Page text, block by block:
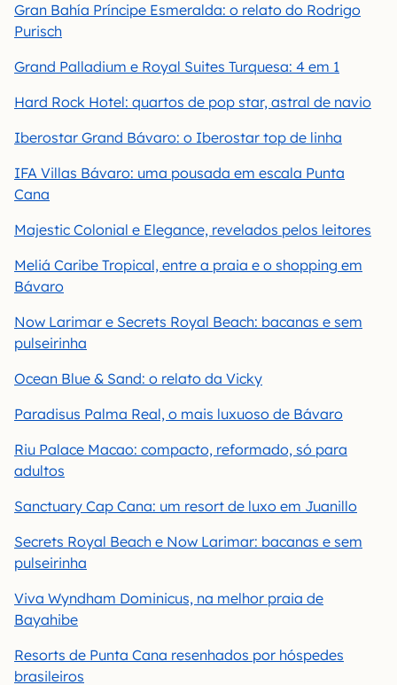
Gran Bahía Príncipe Esmeralda: o relato do Rodrigo
Purisch
Grand Palladium e Royal Suites Turquesa: 4 em 1
Hard Rock Hotel: quartos de pop star, astral de navio
Iberostar Grand Bávaro: o Iberostar top de linha
IFA Villas Bávaro: uma pousada em escala Punta
Cana
Majestic Colonial e Elegance, revelados pelos leitores
Meliá Caribe Tropical, entre a praia e o shopping em
Bávaro
Now Larimar e Secrets Royal Beach: bacanas e sem
pulseirinha
Ocean Blue & Sand: o relato da Vicky
Paradisus Palma Real, o mais luxuoso de Bávaro
Riu Palace Macao: compacto, reformado, só para
adultos
Sanctuary Cap Cana: um resort de luxo em Juanillo
Secrets Royal Beach e Now Larimar: bacanas e sem
pulseirinha
Viva Wyndham Dominicus, na melhor praia de
Bayahibe
Resorts de Punta Cana resenhados por hóspedes
brasileiros